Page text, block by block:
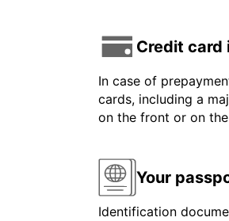
Credit card
In case of
cards, including a
on the front or on
Your
Identification